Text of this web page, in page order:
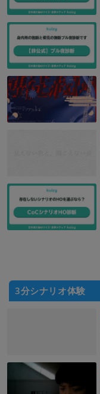
3分シナリオ体験